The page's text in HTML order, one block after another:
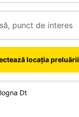
locația preluării
Dt